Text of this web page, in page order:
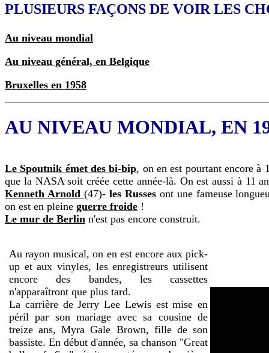
PLUSIEURS FAÇONS DE VOIR LES
Au niveau mondial
Au niveau général, en Belgique
Bruxelles en 1958
AU NIVEAU MONDIAL, EN
Le Spoutnik émet des bi-bip, on en est pourtant encore à
que la NASA soit créée cette année-là. On est aussi à 11
Kenneth Arnold (47)- les Russesont une fameuse
on est en pleine guerre froide !
Le mur de Berlin n'est pas encore construit.
Au rayon musical, on en est encore aux pick-
up et aux vinyles, les enregistreurs utilisent
encore des bandes, les cassettes
n'apparaîtront que plus tard.
La carrière de Jerry Lee Lewis est mise en
péril par son mariage avec sa cousine de
treize ans, Myra Gale Brown, fille de son
bassiste. En début d'année, sa chanson "Great